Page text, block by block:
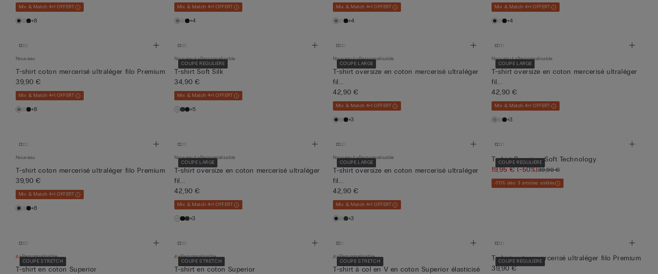
Mix & Match 4+1 OFFERT
+8
Mix & Match 4+1 OFFERT
+4
Mix & Match 4+1 OFFERT
+4
Mix & Match 4+1 OFFERT
+4
Nouveau
T-shirt coton mercerisé ultraléger filo Premium
39,90 €
Mix & Match 4+1 OFFERT
+8
COUPE RÉGULIÈRE
Nouveau Personnalisable
T-shirt Soft Silk
34,90 €
Mix & Match 4+1 OFFERT
+5
COUPE LARGE
Nouveau Personnalisable
T-shirt oversize en coton mercerisé ultraléger
fil...
42,90 €
Mix & Match 4+1 OFFERT
+3
COUPE LARGE
Nouveau Personnalisable
T-shirt oversize en coton mercerisé ultraléger
fil...
42,90 €
Mix & Match 4+1 OFFERT
+3
Nouveau
T-shirt coton mercerisé ultraléger filo Premium
39,90 €
Mix & Match 4+1 OFFERT
+8
COUPE LARGE
Nouveau Personnalisable
T-shirt oversize en coton mercerisé ultraléger
fil...
42,90 €
Mix & Match 4+1 OFFERT
+3
COUPE LARGE
Nouveau Personnalisable
T-shirt oversize en coton mercerisé ultraléger
fil...
42,90 €
Mix & Match 4+1 OFFERT
+3
COUPE RÉGULIÈRE
T-shirt Premium Soft Technology
19,95 €(-50%)39,90 €
-70% dès 3 articles soldés
COUPE STRETCH
Personnalisable
T-shirt en coton Superior
COUPE STRETCH
Personnalisable
T-shirt en coton Superior
COUPE STRETCH
Personnalisable
T-shirt à col en V en coton Superior élasticisé
COUPE RÉGULIÈRE
T-shirt coton mercerisé ultraléger filo Premium
39,90 €